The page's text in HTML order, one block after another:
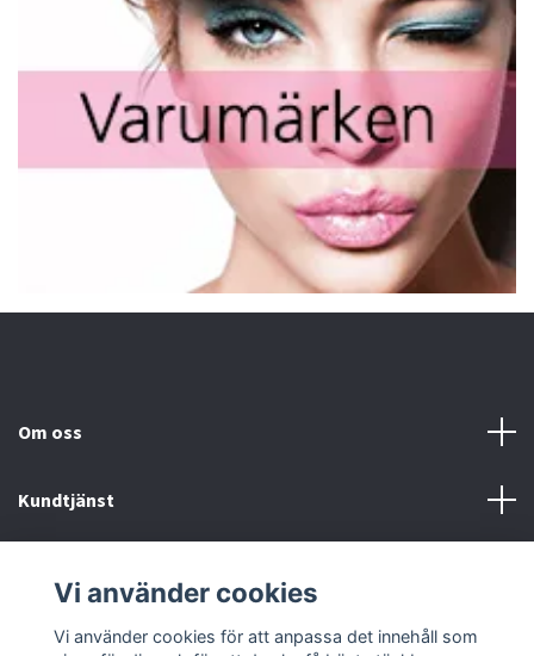
Om oss
Kundtjänst
Sociala medier
Vi använder cookies
Vi använder cookies för att anpassa det innehåll som